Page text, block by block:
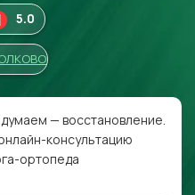
5.0
— восстановление.
консультацию
ортопеда